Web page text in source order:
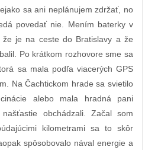
sa ani neplánujem zdržať, no
povedať nie. Mením baterky v
je na ceste do Bratislavy a že
Po krátkom rozhovore sme sa
sa mala podľa viacerých GPS
Na Čachtickom hrade sa svietilo
alebo mala hradná pani
obchádzali. Začal som
kilometrami sa to skôr
spôsobovalo nával energie a